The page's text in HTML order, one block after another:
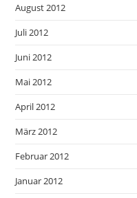
August 2012
Juli 2012
Juni 2012
Mai 2012
April 2012
März 2012
Februar 2012
Januar 2012